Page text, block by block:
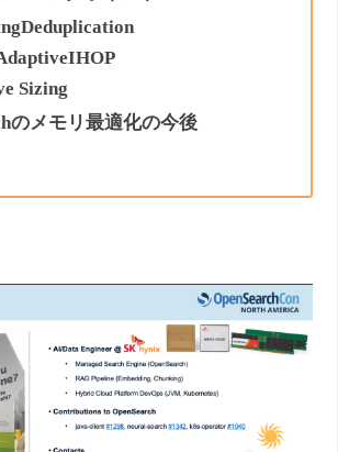
Sizing
のメモリ最適化の今後